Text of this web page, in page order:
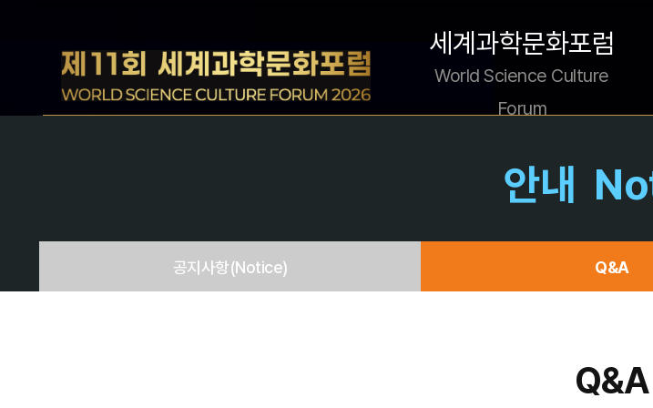
세계과학문화포럼
World Science Culture
Forum
안내
공지사항(Notice) Q&A
Q&A